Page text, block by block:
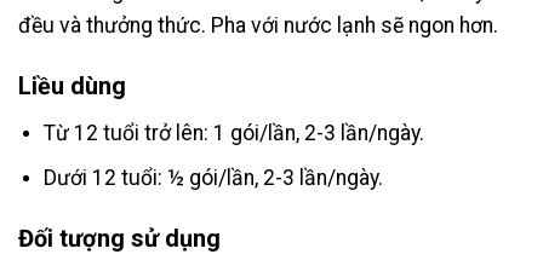
đều và thưởng thức. Pha với nước lạnh sẽ ngon hơn.
Liều dùng
Từ 12 tuổi trở lên: 1 gói/lần, 2-3 lần/ngày.
Dưới 12 tuổi: ½ gói/lần, 2-3 lần/ngày.
Đối tượng sử dụng